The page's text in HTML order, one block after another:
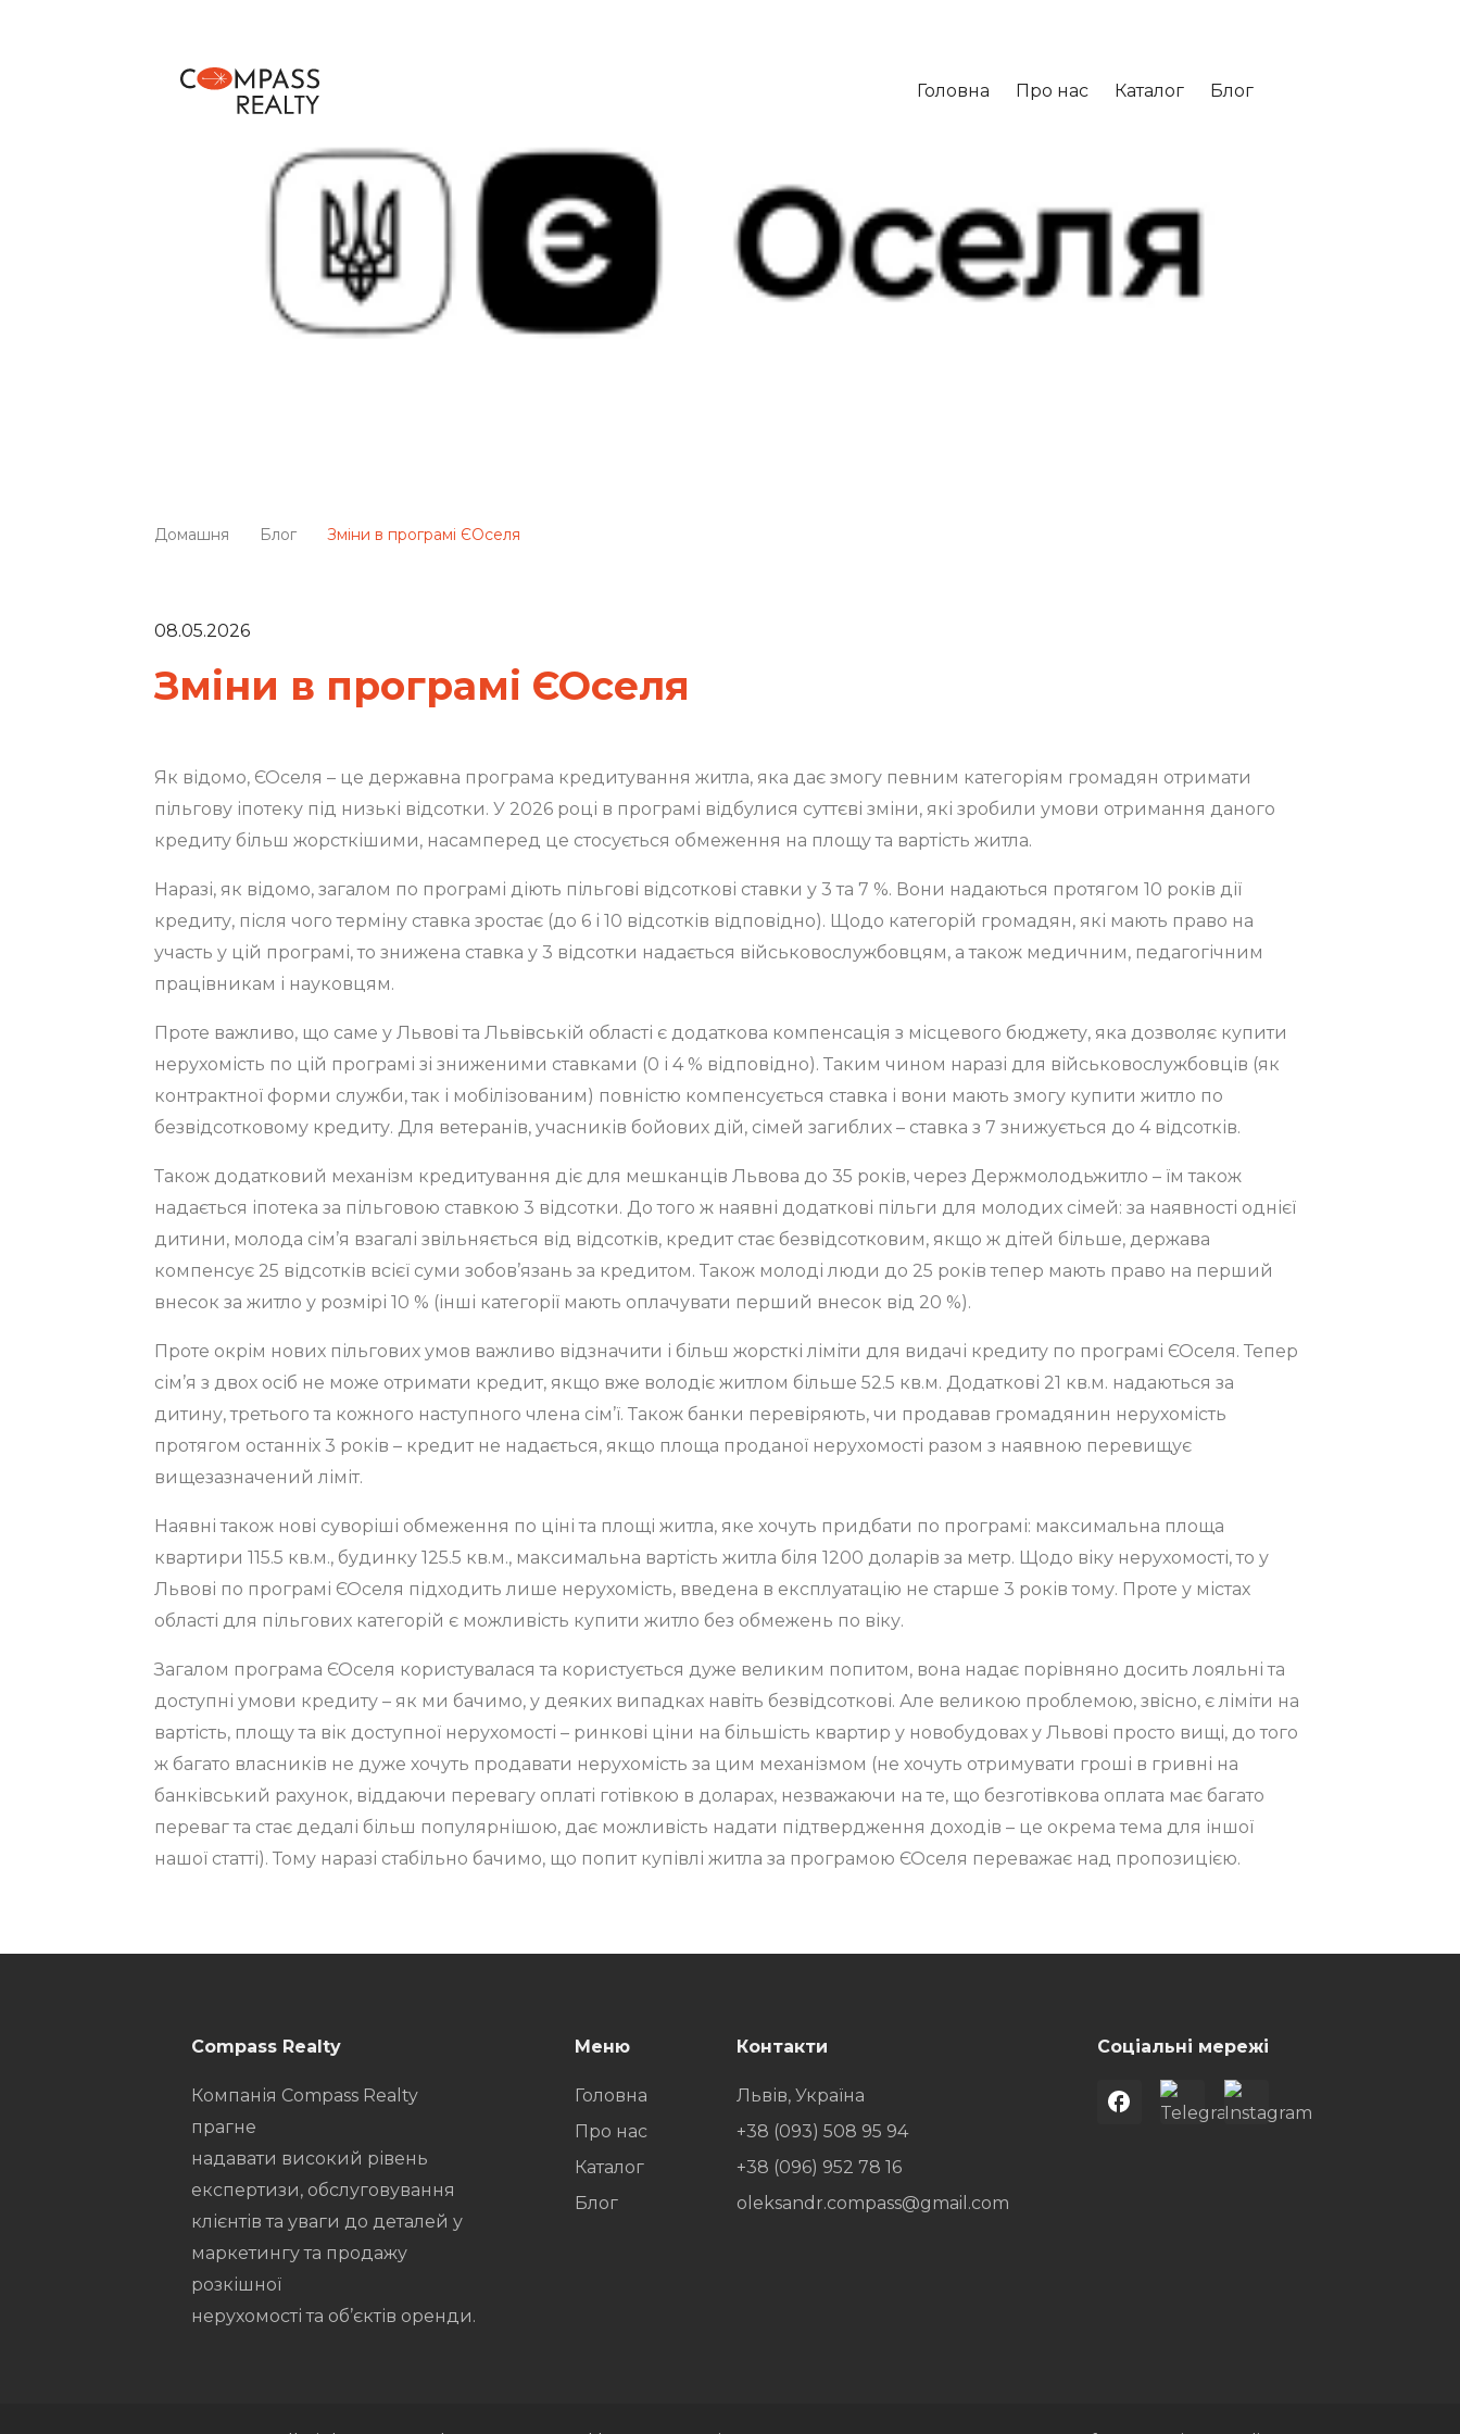
Головна Про нас Каталог Блог
Домашня Блог Зміни в програмі ЄОселя
08.05.2026
Зміни в програмі ЄОселя
Як відомо, ЄОселя – це державна програма кредитування житла, яка дає змогу певним категоріям громадян отримати
пільгову іпотеку під низькі відсотки. У 2026 році в програмі відбулися суттєві зміни, які зробили умови отримання даного
кредиту більш жорсткішими, насамперед це стосується обмеження на площу та вартість житла.
Наразі, як відомо, загалом по програмі діють пільгові відсоткові ставки у 3 та 7 %. Вони надаються протягом 10 років дії
кредиту, після чого терміну ставка зростає (до 6 і 10 відсотків відповідно). Щодо категорій громадян, які мають право на
участь у цій програмі, то знижена ставка у 3 відсотки надається військовослужбовцям, а також медичним, педагогічним
працівникам і науковцям.
Проте важливо, що саме у Львові та Львівській області є додаткова компенсація з місцевого бюджету, яка дозволяє купити
нерухомість по цій програмі зі зниженими ставками (0 і 4 % відповідно). Таким чином наразі для військовослужбовців (як
контрактної форми служби, так і мобілізованим) повністю компенсується ставка і вони мають змогу купити житло по
безвідсотковому кредиту. Для ветеранів, учасників бойових дій, сімей загиблих – ставка з 7 знижується до 4 відсотків.
Також додатковий механізм кредитування діє для мешканців Львова до 35 років, через Держмолодьжитло – їм також
надається іпотека за пільговою ставкою 3 відсотки. До того ж наявні додаткові пільги для молодих сімей: за наявності однієї
дитини, молода сім’я взагалі звільняється від відсотків, кредит стає безвідсотковим, якщо ж дітей більше, держава
компенсує 25 відсотків всієї суми зобов’язань за кредитом. Також молоді люди до 25 років тепер мають право на перший
внесок за житло у розмірі 10 % (інші категорії мають оплачувати перший внесок від 20 %).
Проте окрім нових пільгових умов важливо відзначити і більш жорсткі ліміти для видачі кредиту по програмі ЄОселя. Тепер
сім’я з двох осіб не може отримати кредит, якщо вже володіє житлом більше 52.5 кв.м. Додаткові 21 кв.м. надаються за
дитину, третього та кожного наступного члена сім’ї. Також банки перевіряють, чи продавав громадянин нерухомість
протягом останніх 3 років – кредит не надається, якщо площа проданої нерухомості разом з наявною перевищує
вищезазначений ліміт.
Наявні також нові суворіші обмеження по ціні та площі житла, яке хочуть придбати по програмі: максимальна площа
квартири 115.5 кв.м., будинку 125.5 кв.м., максимальна вартість житла біля 1200 доларів за метр. Щодо віку нерухомості, то у
Львові по програмі ЄОселя підходить лише нерухомість, введена в експлуатацію не старше 3 років тому. Проте у містах
області для пільгових категорій є можливість купити житло без обмежень по віку.
Загалом програма ЄОселя користувалася та користується дуже великим попитом, вона надає порівняно досить лояльні та
доступні умови кредиту – як ми бачимо, у деяких випадках навіть безвідсоткові. Але великою проблемою, звісно, є ліміти на
вартість, площу та вік доступної нерухомості – ринкові ціни на більшість квартир у новобудовах у Львові просто вищі, до того
ж багато власників не дуже хочуть продавати нерухомість за цим механізмом (не хочуть отримувати гроші в гривні на
банківський рахунок, віддаючи перевагу оплаті готівкою в доларах, незважаючи на те, що безготівкова оплата має багато
переваг та стає дедалі більш популярнішою, дає можливість надати підтвердження доходів – це окрема тема для іншої
нашої статті). Тому наразі стабільно бачимо, що попит купівлі житла за програмою ЄОселя переважає над пропозицією.
Compass Realty
Компанія Compass Realty
прагне
надавати високий рівень
експертизи, обслуговування
клієнтів та уваги до деталей у
маркетингу та продажу
розкішної
нерухомості та об’єктів оренди.
Меню
Головна
Про нас
Каталог
Блог
Контакти
Львів, Україна
+38 (093) 508 95 94
+38 (096) 952 78 16
oleksandr.compass@gmail.com
Соціальні мережі